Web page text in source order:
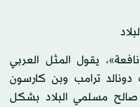
يقول المثل العربي
ترامب وبن كارسون
صالح مسلمي البلاد بشكل